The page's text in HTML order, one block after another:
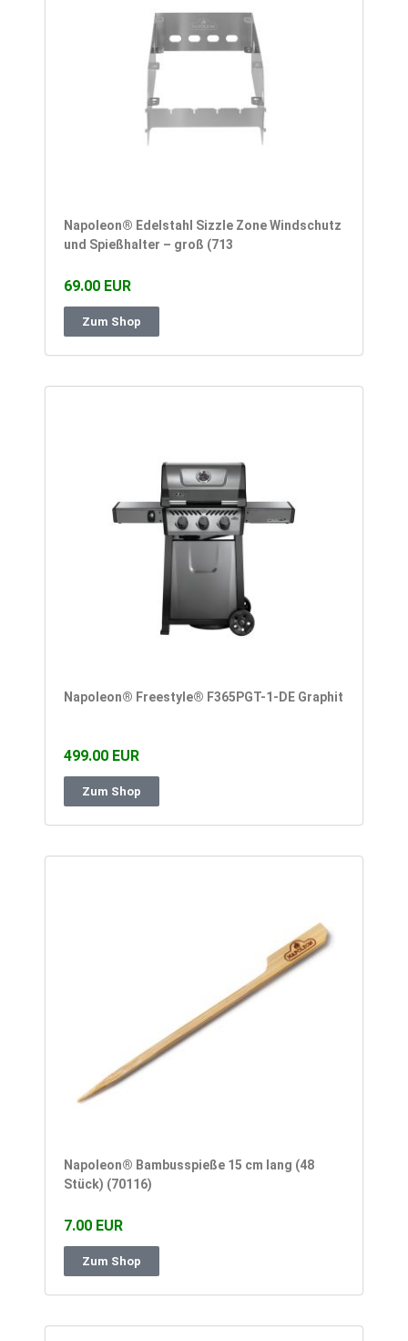
Napoleon® Edelstahl Sizzle Zone Windschutz
und Spießhalter – groß (713
69.00 EUR
Zum Shop
Napoleon® Freestyle® F365PGT-1-DE Graphit
499.00 EUR
Zum Shop
Napoleon® Bambusspieße 15 cm lang (48
Stück) (70116)
7.00 EUR
Zum Shop